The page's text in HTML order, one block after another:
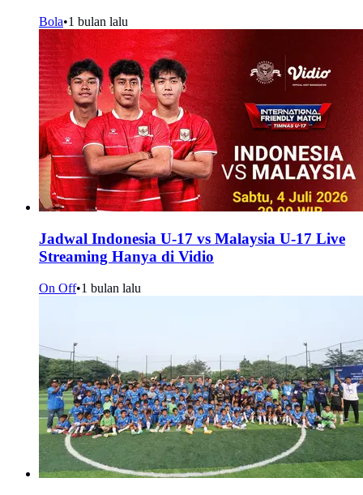
Bola•1 bulan lalu
Jadwal Indonesia U-17 vs Malaysia U-17 Live
Streaming Hanya di Vidio
On Off•1 bulan lalu